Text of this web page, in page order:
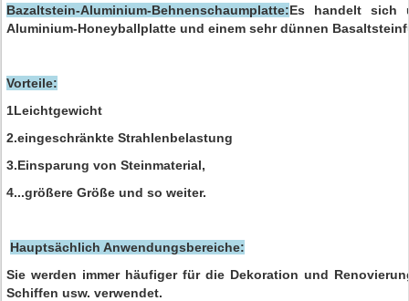
Bazaltstein-Aluminium-Behnenschaumplatte:Es handelt sich
Aluminium-Honeyballplatte und einem sehr dünnen
Vorteile:
1Leichtgewicht
2.eingeschränkte Strahlenbelastung
3.Einsparung von Steinmaterial,
4...größere Größe und so weiter.
Hauptsächlich Anwendungsbereiche:
Sie werden immer häufiger für die Dekoration und
Schiffen usw. verwendet.